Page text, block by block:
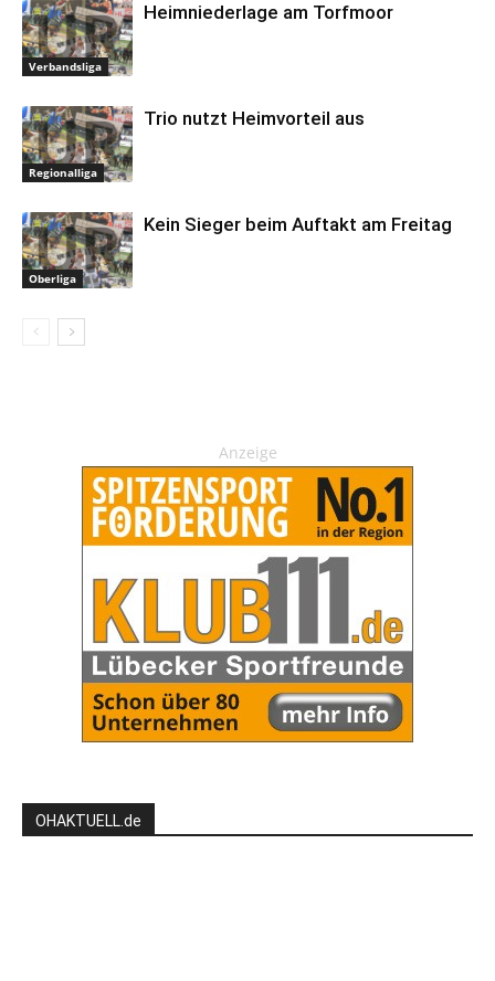
Verbandsliga
Heimniederlage am Torfmoor
Regionalliga
Trio nutzt Heimvorteil aus
Oberliga
Kein Sieger beim Auftakt am Freitag
Anzeige
OHAKTUELL.de